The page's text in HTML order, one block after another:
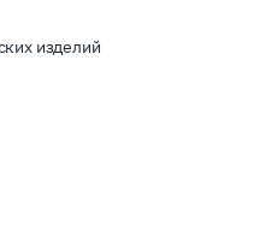
изделий